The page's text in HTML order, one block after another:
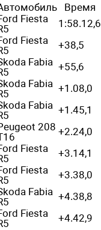
Время
Fiesta
1:58.12,6
Fiesta
+38,5
Fabia +55,6
Fabia +1.08,0
Fabia +1.45,1
208 +2.24,0
Fiesta
+3.14,1
Fiesta
+3.38,0
Fabia +4.38,8
Fiesta
+4.42,9